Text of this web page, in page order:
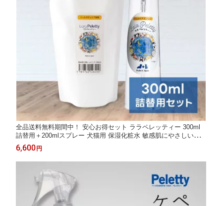
全品送料無料期間中！ 安心お得セット ララペレッティー 300ml
詰替用＋200mlスプレー 犬猫用 保湿化粧水 敏感肌にやさしい低
刺激処方 皮膚炎・かゆみ・乾燥・フケ対策 涙やけ・耳ダレ・肉
球ケアにも対応 ペット用スキンケアローション
6,600 円